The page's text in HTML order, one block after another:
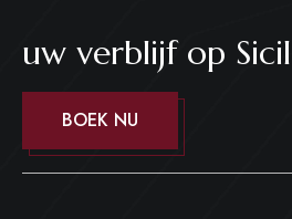
uw verblijf op
BOEK NU